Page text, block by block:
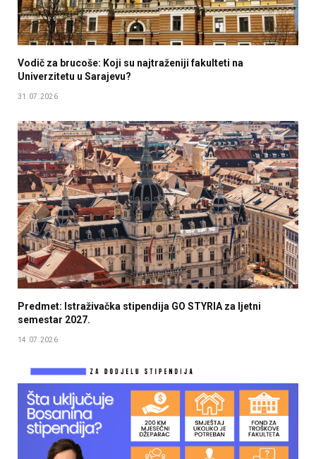
Vodič za brucoše: Koji su najtraženiji fakulteti na
Univerzitetu u Sarajevu?
31.07.2026
Predmet: Istraživačka stipendija GO STYRIA za ljetni
semestar 2027.
14.07.2026